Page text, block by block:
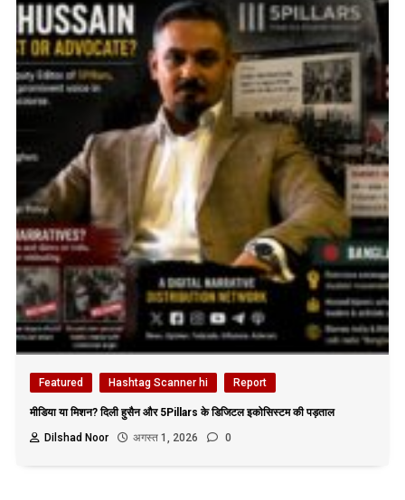
Featured Hashtag Scanner hi Report
मीडिया या मिशन? दिली हुसैन और 5Pillars के डिजिटल इकोसिस्टम की पड़ताल
Dilshad Noor
अगस्त 1, 2026 0